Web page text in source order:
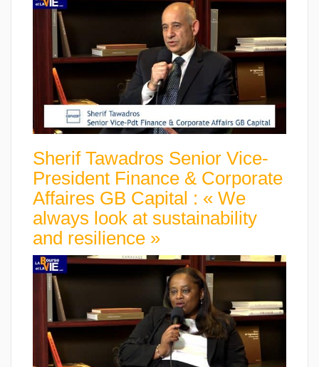
Sherif Tawadros Senior Vice-
President Finance & Corporate
Affaires GB Capital : « We
always look at sustainability
and resilience »